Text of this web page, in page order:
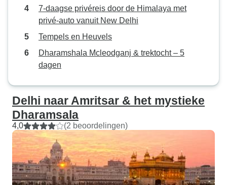
7-daagse privéreis door de Himalaya met
privé-auto vanuit New Delhi
Tempels en Heuvels
Dharamshala Mcleodganj & trektocht – 5
dagen
Delhi naar Amritsar & het mystieke
Dharamsala
4,0 (2 beoordelingen)